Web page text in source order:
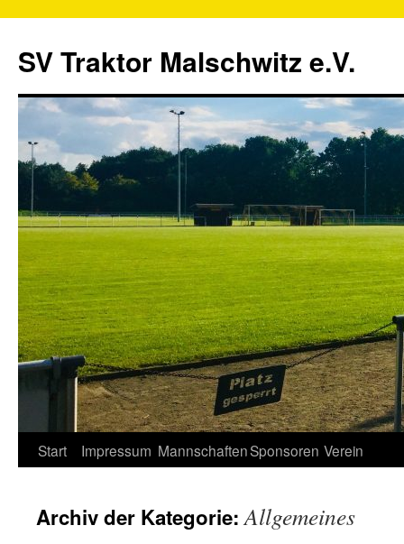
SV Traktor Malschwitz e.V.
Springe
Inhalt
Start Impressum MannschaftenSponsoren Verein
Archiv der Kategorie:Allgemeines